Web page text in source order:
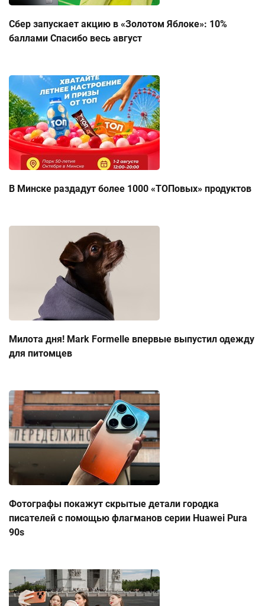
Сбер запускает акцию в «Золотом Яблоке»: 10%
баллами Спасибо весь август
В Минске раздадут более 1000 «ТОПовых» продуктов
Милота дня! Mark Formelle впервые выпустил одежду
для питомцев
Фотографы покажут скрытые детали городка
писателей с помощью флагманов серии Huawei Pura
90s